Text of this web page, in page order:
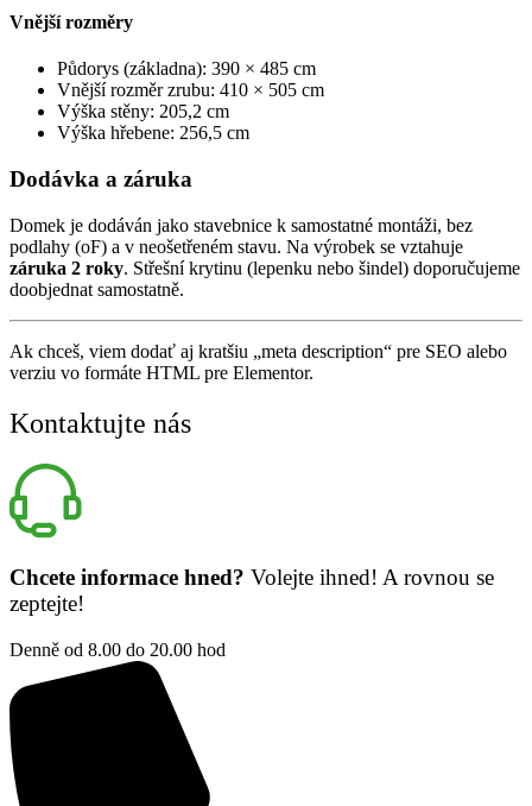
Vnější rozměry
Půdorys (základna): 390 × 485 cm
Vnější rozměr zrubu: 410 × 505 cm
Výška stěny: 205,2 cm
Výška hřebene: 256,5 cm
Dodávka a záruka
Domek je dodáván jako stavebnice k samostatné montáži, bez
podlahy (oF) a v neošetřeném stavu. Na výrobek se vztahuje
záruka 2 roky. Střešní krytinu (lepenku nebo šindel) doporučujeme
doobjednat samostatně.
Ak chceš, viem dodať aj kratšiu „meta description“ pre SEO alebo
verziu vo formáte HTML pre Elementor.
Kontaktujte nás
Chcete informace hned? Volejte ihned! A rovnou se
zeptejte!
Denně od 8.00 do 20.00 hod